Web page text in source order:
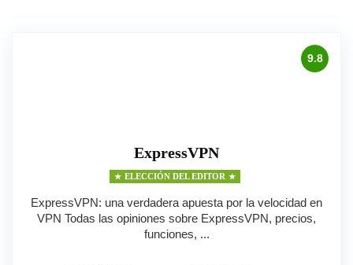
9.8
ExpressVPN
ELECCIÓN DEL EDITOR
ExpressVPN: una verdadera apuesta por la velocidad en
VPN Todas las opiniones sobre ExpressVPN, precios,
funciones, ...